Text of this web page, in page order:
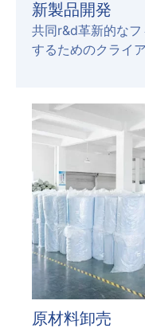
新製品開発
共同r&d革新的な
するためのクライ
原材料卸売